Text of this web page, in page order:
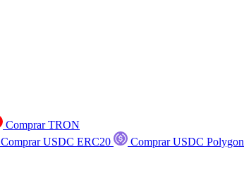
Comprar TRON
Comprar USDC ERC20
Comprar USDC Polygon